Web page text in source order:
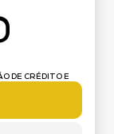
DE CRÉDITO E